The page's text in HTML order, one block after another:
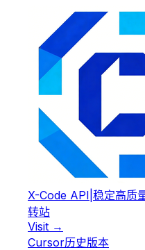
X-Code API 稳定高质
转站
Visit →
Cursor历史版本